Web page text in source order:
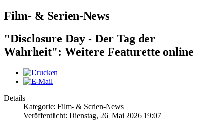
Film- & Serien-News
"Disclosure Day - Der Tag der
Wahrheit": Weitere Featurette online
Details
Kategorie: Film- & Serien-News
Veröffentlicht: Dienstag, 26. Mai 2026 19:07